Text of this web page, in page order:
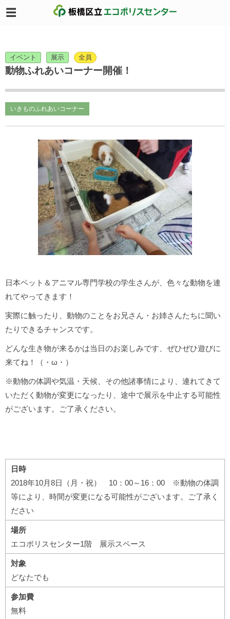
イベント 展示 全員
動物ふれあいコーナー開催！
いきものふれあいコーナー
日本ペット＆アニマル専門学校の学生さんが、色々な動物を連
れてやってきます！
実際に触ったり、動物のことをお兄さん・お姉さんたちに聞い
たりできるチャンスです。
どんな生き物が来るかは当日のお楽しみです、ぜひぜひ遊びに
来てね！（・ω・）
※動物の体調や気温・天候、その他諸事情により、連れてきて
いただく動物が変更になったり、途中で展示を中止する可能性
がございます。ご了承ください。
日時
2018年10月8日（月・祝） 10：00～16：00 ※動物の体調
等により、時間が変更になる可能性がございます。ご了承く
ださい
場所
エコポリスセンター1階 展示スペース
対象
どなたでも
参加費
無料